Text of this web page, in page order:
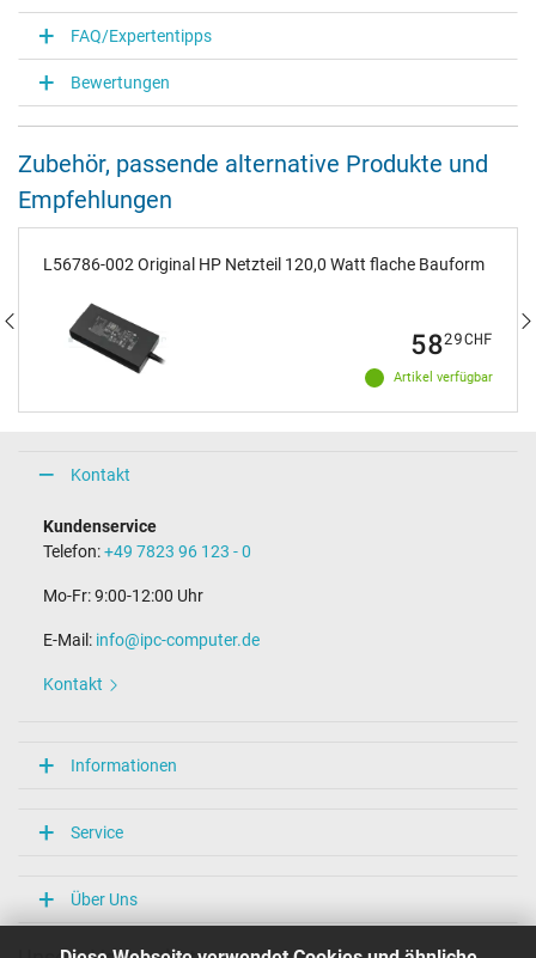
FAQ/Expertentipps
Bewertungen
Zubehör, passende alternative Produkte und
Empfehlungen
L56786-002 Original HP Netzteil 120,0 Watt flache Bauform
Artikel verfügbar
5829CHF
Kontakt
Kundenservice
Telefon:+49 7823 96 123 - 0
Mo-Fr: 9:00-12:00 Uhr
E-Mail: info@ipc-computer.de
Kontakt
Informationen
Service
Über Uns